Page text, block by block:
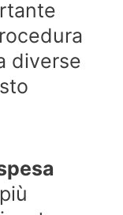
diverse